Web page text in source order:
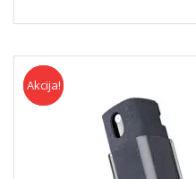
Akcija
Akcija!